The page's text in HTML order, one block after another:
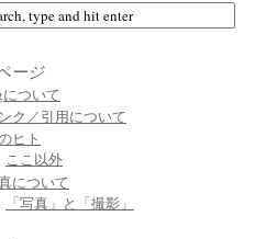
ージ
ついて
ク／引用について
ヒト
ここ以外
について
「写真」と「撮影」